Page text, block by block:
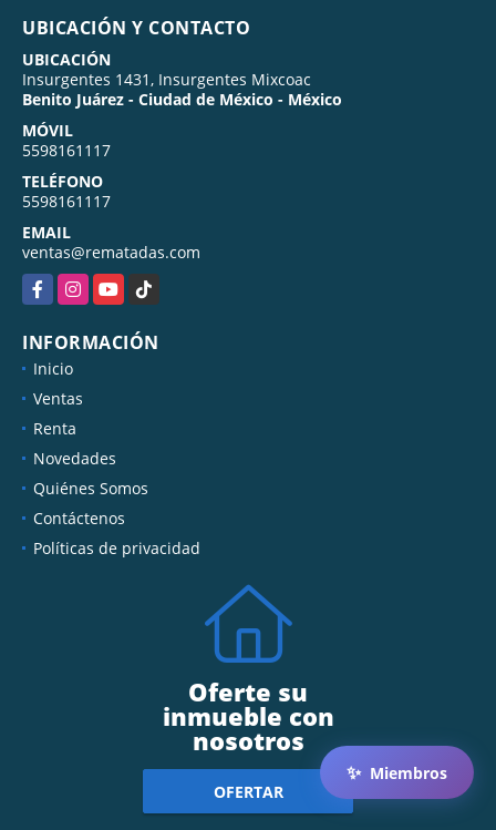
✨ Miembros
UBICACIÓN Y CONTACTO
UBICACIÓN
Insurgentes 1431, Insurgentes Mixcoac
Benito Juárez - Ciudad de México - México
MÓVIL
5598161117
TELÉFONO
5598161117
EMAIL
ventas@rematadas.com
FacebookInstagramYouTubeTikTok
INFORMACIÓN
Inicio
Ventas
Renta
Novedades
Quiénes Somos
Contáctenos
Políticas de privacidad
Oferte su
inmueble con
nosotros
OFERTAR